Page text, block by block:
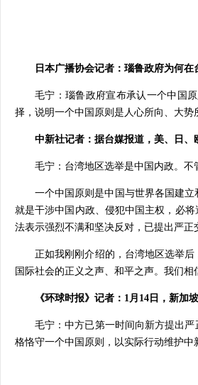
日本广播协会记者：瑙鲁政府为何
毛宁：瑙鲁政府宣布承认一个中国
择，说明一个中国原则是人心所向、大势
中新社记者：据台媒报道，美、日
毛宁：台湾地区选举是中国内政。
一个中国原则是中国与世界各国建
就是干涉中国内政、侵犯中国主权，必
法表示强烈不满和坚决反对，已提出严正
正如我刚刚介绍的，台湾地区选举
国际社会的正义之声、和平之声。我们
《环球时报》记者：1月14日，新
毛宁：中方已第一时间向新方提出
格恪守一个中国原则，以实际行动维护中